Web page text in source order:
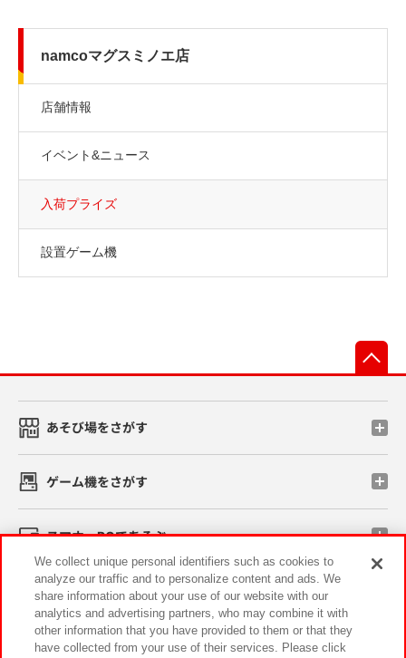
namcoマグスミノエ店
店舗情報
イベント&ニュース
入荷プライズ
設置ゲーム機
あそび場をさがす
ゲーム機をさがす
スマホ・PCであそぶ
イベント・キャンペーン
We collect unique personal identifiers such as cookies to
analyze our traffic and to personalize content and ads. We
share information about your use of our website with our
analytics and advertising partners, who may combine it with
other information that you have provided to them or that they
have collected from your use of their services. Please click